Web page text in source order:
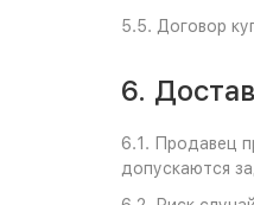
5.5. Договор
6.
6.1. Продавец
допускаются